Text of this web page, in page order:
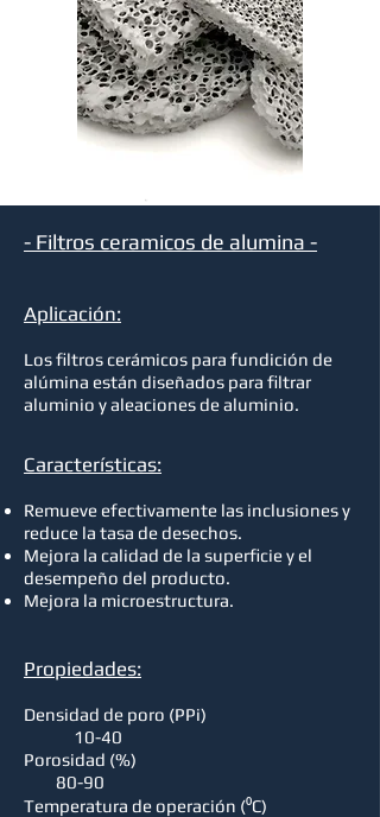
- Filtros ceramicos de alumina -
Aplicación:
Los filtros cerámicos para fundición de
alúmina están diseñados para filtrar
aluminio y aleaciones de aluminio.
Características:
Remueve efectivamente las inclusiones y
reduce la tasa de desechos.
Mejora la calidad de la superficie y el
desempeño del producto.
Mejora la microestructura.
Propiedades:
Densidad de poro (PPi)
10-40
Porosidad (%)
80-90
Temperatura de operación (⁰C)